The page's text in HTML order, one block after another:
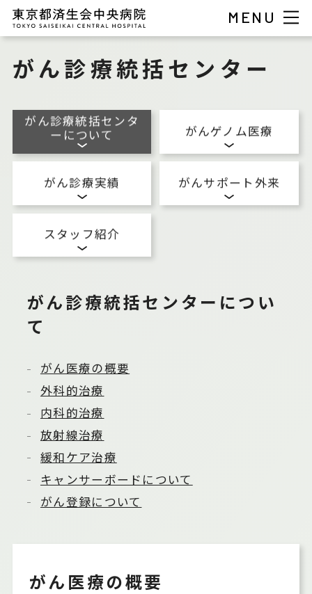
がん診療統括センター
がん診療統括センタ
ーについて
がんゲノム医療
がん診療実績 がんサポート外来
スタッフ紹介
がん診療統括センターについ
て
がん医療の概要
外科的治療
内科的治療
放射線治療
緩和ケア治療
キャンサーボードについて
がん登録について
がん医療の概要
MENU